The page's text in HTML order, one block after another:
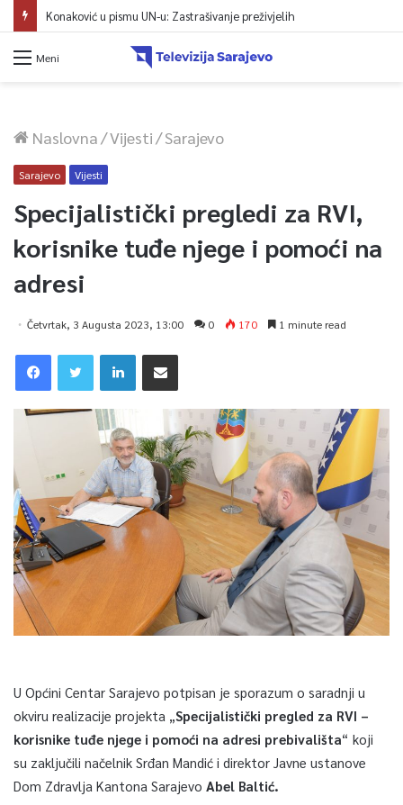
Konaković u pismu UN-u: Zastrašivanje preživjelih
Meni
Naslovna/Vijesti/Sarajevo
Sarajevo Vijesti
Specijalistički pregledi za RVI,
korisnike tuđe njege i pomoći na
adresi
Četvrtak, 3 Augusta 2023, 13:00 0 170 1 minute read
U Općini Centar Sarajevo potpisan je sporazum o saradnji u
okviru realizacije projekta „ Specijalistički pregled za RVI –
korisnike tuđe njege i pomoći na adresi prebivališta“ koji
su zaključili načelnik Srđan Mandić i direktor Javne ustanove
Dom Zdravlja Kantona Sarajevo Abel Baltić.